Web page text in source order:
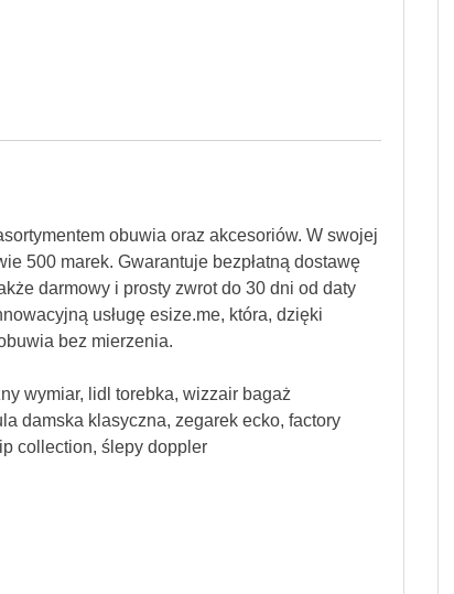
obuwia oraz akcesoriów. W swojej
500 marek. Gwarantuje bezpłatną dostawę
darmowy i prosty zwrot do 30 dni od daty
usługę esize.me, która, dzięki
bez mierzenia.
wymiar, lidl torebka, wizzair bagaż
damska klasyczna, zegarek ecko, factory
collection, ślepy doppler